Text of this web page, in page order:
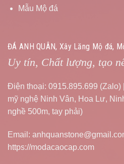
Mẫu Mộ đá
ĐÁ ANH QUÂN, Xây Lăng Mộ đá,
Uy tín, Chất lượng, tạo
Điện thoại: 0915.895.699 (Zalo)
mỹ nghệ Ninh Vân, Hoa Lư,
nghề 500m, tay phải)
Email:
https://modacaocap.com